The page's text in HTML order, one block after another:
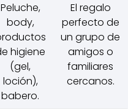
Peluche,
body,
higiene
(gel,
loción),
babero.
El regalo
perfecto de
un grupo de
amigos o
familiares
cercanos.